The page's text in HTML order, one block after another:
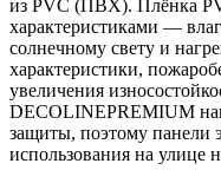
из PVC (ПВХ). Плёнка
характеристиками —
солнечному свету и
характеристики,
увеличения
DECOLINEPREMIUM
защиты, поэтому панели
использования на улице